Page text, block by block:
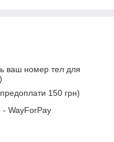
ваш номер тел для
150 грн)
WayForPay